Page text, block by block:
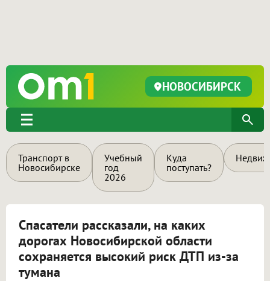
НОВОСИБИРСК
Транспорт в
Новосибирске
Учебный
год
2026
Куда
поступать?
Спасатели рассказали, на каких
дорогах Новосибирской области
сохраняется высокий риск ДТП из-за
тумана